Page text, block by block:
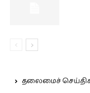
தலைமைச்